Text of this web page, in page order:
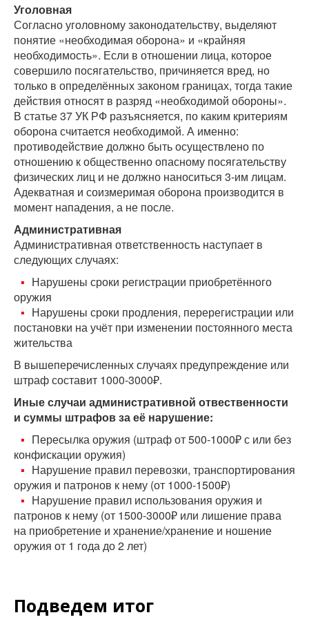
Уголовная
Согласно уголовному законодательству, выделяют
понятие «необходимая оборона» и «крайняя
необходимость». Если в отношении лица, которое
совершило посягательство, причиняется вред, но
только в определённых законом границах, тогда такие
действия относят в разряд «необходимой обороны».
В статье 37 УК РФ разъясняется, по каким критериям
оборона считается необходимой. А именно:
противодействие должно быть осуществлено по
отношению к общественно опасному посягательству
физических лиц и не должно наноситься 3-им лицам.
Адекватная и соизмеримая оборона производится в
момент нападения, а не после.
Административная
Административная ответственность наступает в
следующих случаях:
Нарушены сроки регистрации приобретённого
оружия
Нарушены сроки продления, перерегистрации или
постановки на учёт при изменении постоянного места
жительства
В вышеперечисленных случаях предупреждение или
штраф составит 1000-3000₽.
Иные случаи административной отвественности
и суммы штрафов за её нарушение:
Пересылка оружия (штраф от 500-1000₽ с или без
конфискации оружия)
Нарушение правил перевозки, транспортирования
оружия и патронов к нему (от 1000-1500₽)
Нарушение правил использования оружия и
патронов к нему (от 1500-3000₽ или лишение права
на приобретение и хранение/хранение и ношение
оружия от 1 года до 2 лет)
Подведем итог